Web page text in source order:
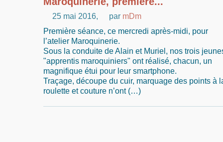
25 mai 2016, par mDm
Première séance, ce mercredi après-midi, pour
l’atelier Maroquinerie.
Sous la conduite de Alain et Muriel, nos trois
"apprentis maroquiniers" ont réalisé, chacun, un
magnifique étui pour leur smartphone.
Traçage, découpe du cuir, marquage des points à
roulette et couture n’ont (…)